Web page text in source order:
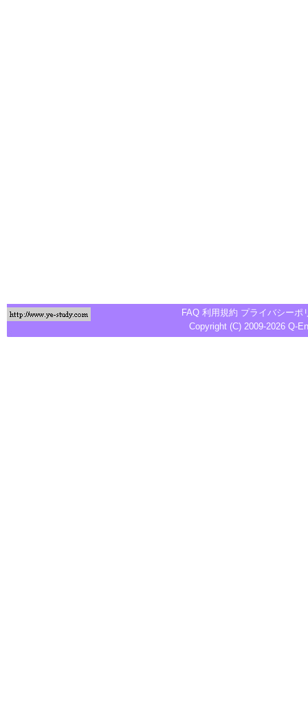
FAQ 利用規約 プライバシーポ
Copyright (C) 2009-2026 Q-